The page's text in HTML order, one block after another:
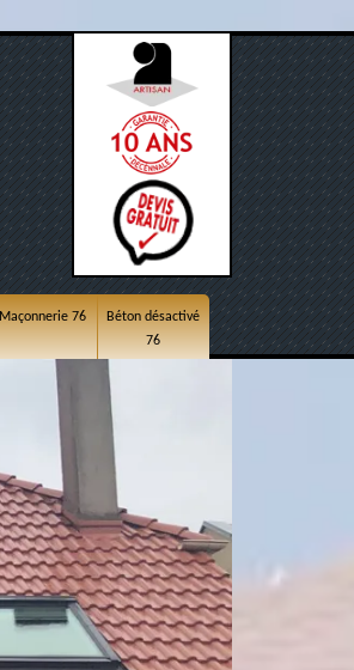
Maçonnerie 76
Béton désactivé
76